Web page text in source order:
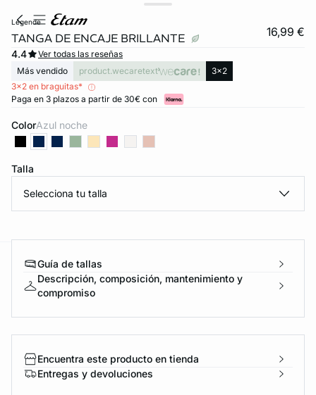
legende
TANGA DE ENCAJE BRILLANTE 16,99 €
4.4
Ver todas las reseñas
Más vendido
product.wecaretext
3x2
3x2 en braguitas*
Paga en 3 plazos a partir de 30€ con
Color azul noche
Talla
Selecciona tu talla
Guía de tallas
Descripción, composición, mantenimiento y
compromiso
Encuentra este producto en tienda
Entregas y devoluciones